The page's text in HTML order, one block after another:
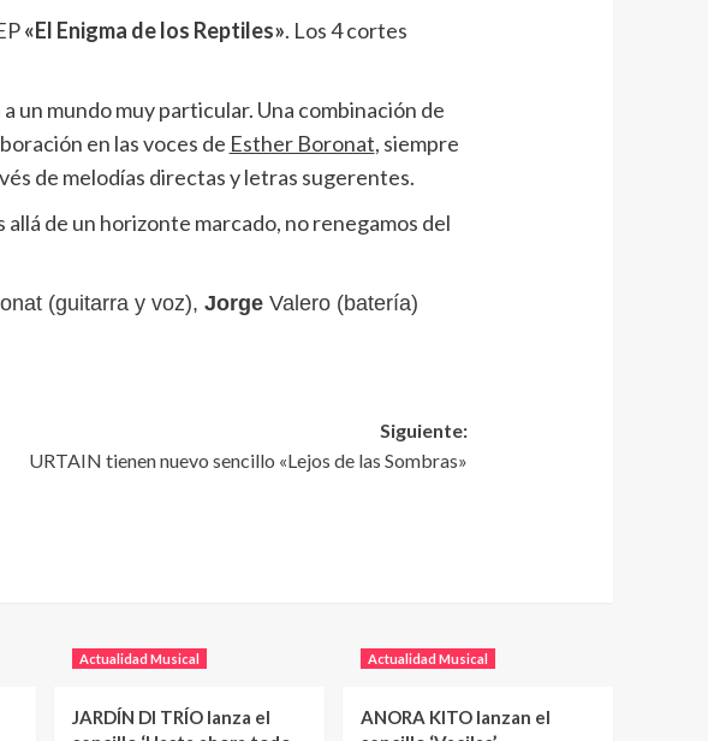
«El Enigma de los Reptiles». Los 4 cortes
un mundo muy particular. Una combinación de
en las voces de Esther Boronat, siempre
de melodías directas y letras sugerentes.
de un horizonte marcado, no renegamos del
(guitarra y voz), JorgeValero (batería)
Siguiente:
URTAIN tienen nuevo sencillo «Lejos de las Sombras»
Actualidad Musical
JARDÍN DI TRÍO lanza el
Actualidad Musical
ANORA KITO lanzan el